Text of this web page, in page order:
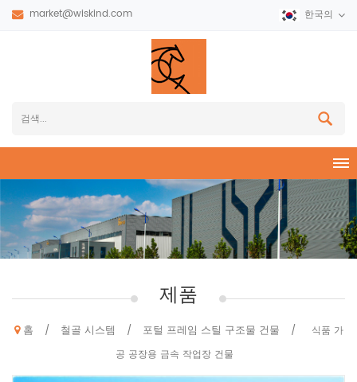
market@wiskind.com 한국의
제품
홈 / 철골 시스템 / 포털 프레임 스틸 구조물 건물 /
식품 가
공 공장용 금속 작업장 건물